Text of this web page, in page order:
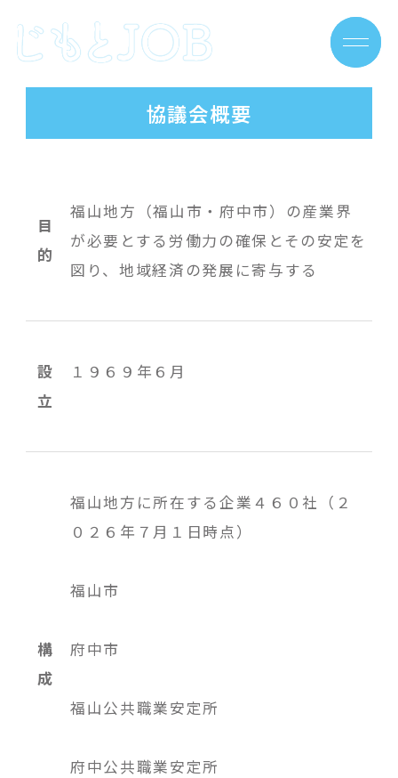
to
協議会概要
目
的
福山地方（福山市・府中市）の産業界
が必要とする労働力の確保とその安定を
図り、地域経済の発展に寄与する
設
立
１９６９年６月
構
成
福山地方に所在する企業４６０社（２
０２６年７月１日時点）
福山市
府中市
福山公共職業安定所
府中公共職業安定所